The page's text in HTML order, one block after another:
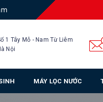
1 Tây Mỗ - Nam Từ Liêm
Nội
MÁY LỌC NƯỚC